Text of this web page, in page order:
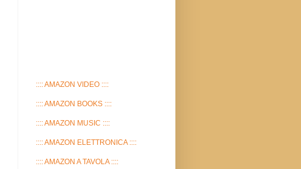
:::: AMAZON VIDEO ::::
:::: AMAZON BOOKS ::::
:::: AMAZON MUSIC ::::
:::: AMAZON ELETTRONICA ::::
:::: AMAZON A TAVOLA ::::